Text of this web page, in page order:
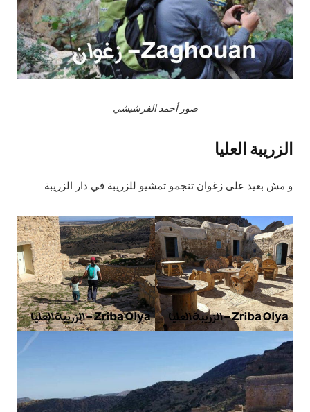
صور أحمد الفرشيشي
الزريبة العليا
و مش بعيد على زغوان تنجمو تمشيو للزريبة في دار الزريبة